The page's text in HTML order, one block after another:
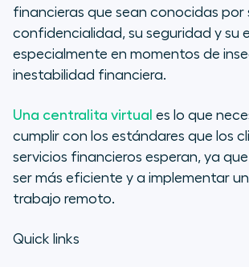
Aprovechar un sistema
basado en la nube para
financieros
financieras que sean conocidas por
confidencialidad, su seguridad y su
especialmente en momentos de
inestabilidad financiera.
Una centralita virtual es lo que
cumplir con los estándares que los
servicios financieros esperan, ya
ser más eficiente y a implementar
trabajo remoto.
Quick links